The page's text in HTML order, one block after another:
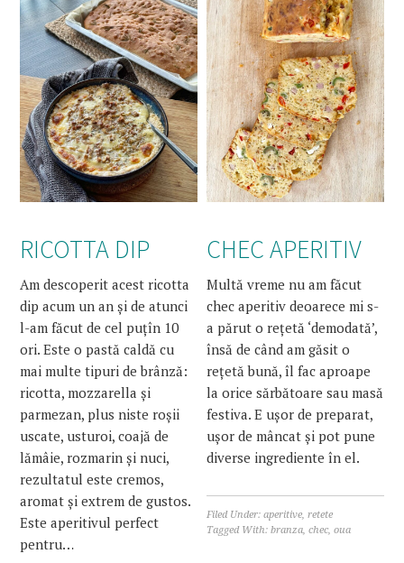
RICOTTA DIP
Am descoperit acest ricotta
dip acum un an și de atunci
l-am făcut de cel puțîn 10
ori. Este o pastă caldă cu
mai multe tipuri de brânză:
ricotta, mozzarella și
parmezan, plus niste roșii
uscate, usturoi, coajă de
lămâie, rozmarin și nuci,
rezultatul este cremos,
aromat și extrem de gustos.
Este aperitivul perfect
pentru…
CHEC APERITIV
Multă vreme nu am făcut
chec aperitiv deoarece mi s-
a părut o rețetă ‘demodată’,
însă de când am găsit o
rețetă bună, îl fac aproape
la orice sărbătoare sau masă
festiva. E ușor de preparat,
ușor de mâncat și pot pune
diverse ingrediente în el.
Filed Under:aperitive,retete
Tagged With:branza,chec,oua